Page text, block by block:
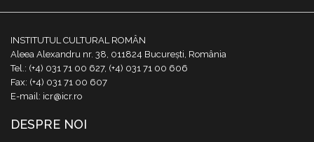
INSTITUTUL CULTURAL ROMÂN
Aleea Alexandru nr. 38, 011824 București, România
Tel.: (+4) 031 71 00 627, (+4) 031 71 00 606
Fax: (+4) 031 71 00 607
E-mail: icr@icr.ro
DESPRE NOI